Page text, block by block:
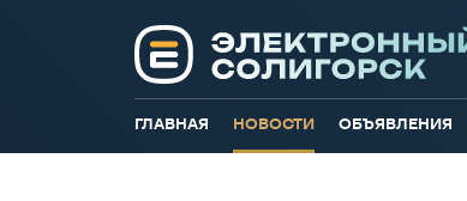
ГЛАВНАЯ НОВОСТИ ОБЪЯВЛЕНИЯ